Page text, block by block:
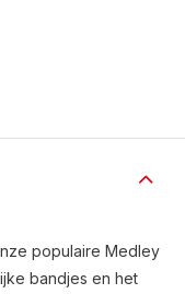
populaire Medley
bandjes en het